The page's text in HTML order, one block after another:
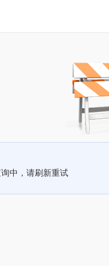
中，请刷新重试